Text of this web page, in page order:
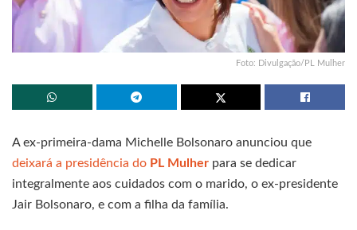
Foto: Divulgação/PL Mulher
A ex-primeira-dama Michelle Bolsonaro anunciou que
deixará a presidência do PL Mulher para se dedicar
integralmente aos cuidados com o marido, o ex-presidente
Jair Bolsonaro, e com a filha da família.